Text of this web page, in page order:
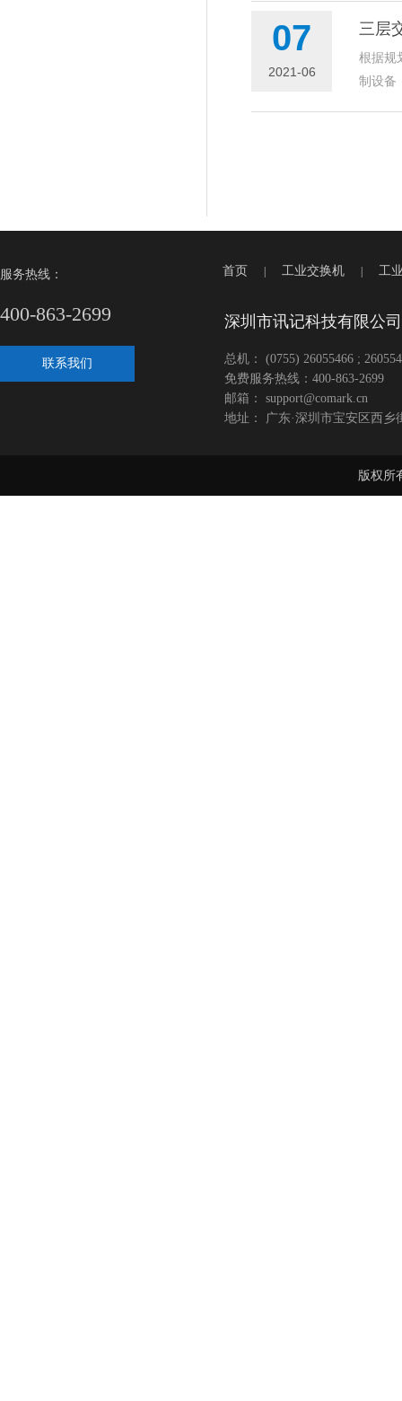
07
2021-06
三层
根据规
制设备
服务热线：
400-863-2699
联系我们
首页 工业交换机 工
深圳市讯记科技有限公司
总机： (0755) 26055466 ;
免费服务热线：400-863-2699
邮箱： support@comark.cn
地址： 广东·深圳市宝安区西
版权所